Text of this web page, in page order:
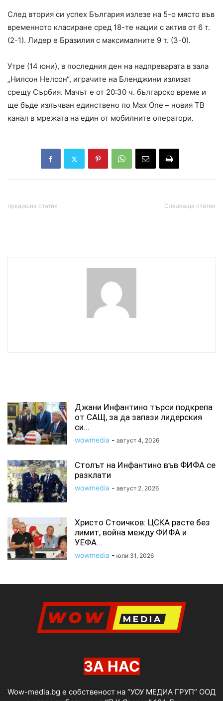
След втория си успех България излезе на 5-о място във
временното класиране сред 18-те нации с актив от 6 т.
(2-1). Лидер е Бразилия с максималните 9 т. (3-0).
Утре (14 юни), в последния ден на надпреварата в зала
„Нилсон Нелсон“, играчите на Бленджини излизат
срещу Сърбия. Мачът е от 20:30 ч. българско време и
ще бъде излъчван единствено по Max One – новия ТВ
канал в мрежата на един от мобилните оператори.
предишна статия Следваща статия
Джани Инфантино търси подкрепа
от САЩ, за да запази лидерския
си...
wowmedia - август 4, 2026
Столът на Инфантино във ФИФА се
разклати
wowmedia - август 2, 2026
Христо Стоичков: ЦСКА расте без
лимит, война между ФИФА и
УЕФА...
wowmedia - юли 31, 2026
ЗА НАС
Wow-media.bg е собственост на “УОУ МЕДИА ГРУП” ООД